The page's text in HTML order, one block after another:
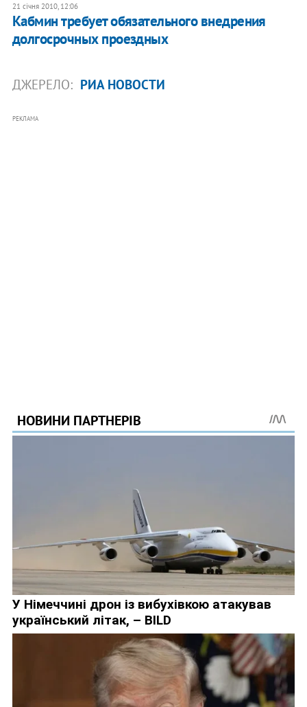
21 січня 2010, 12:06
Кабмин требует обязательного внедрения
долгосрочных проездных
ДЖЕРЕЛО: РИА НОВОСТИ
РЕКЛАМА